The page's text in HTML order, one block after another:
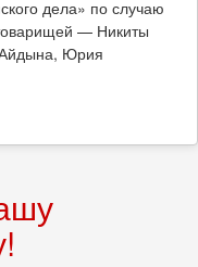
дела» по случаю
— Никиты
Юрия